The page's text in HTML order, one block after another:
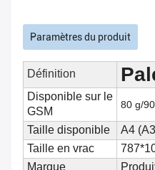
Paramètres du produit
Définition
Disponible sur le
GSM
80 g/
Taille disponible
A4
Taille en vrac
Marque